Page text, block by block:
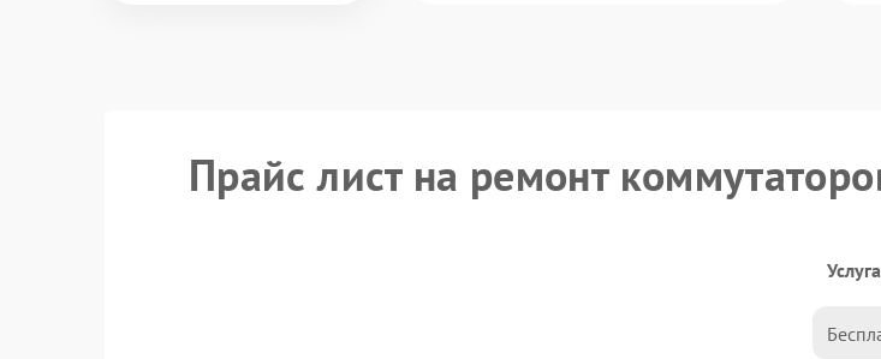
Прайс лист на ремонт
Услуга